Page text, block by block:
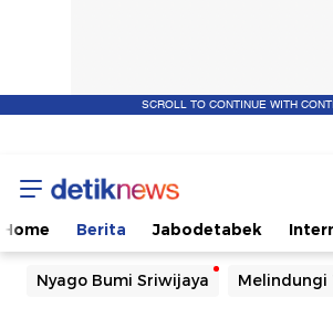
SCROLL TO CONTINUE WITH
Home Berita Jabodetabek
Nyago Bumi Sriwijaya Melindungi